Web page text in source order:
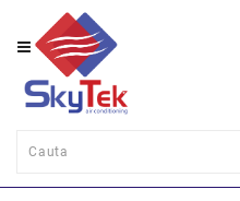
Category
Perete
Consola
Duct